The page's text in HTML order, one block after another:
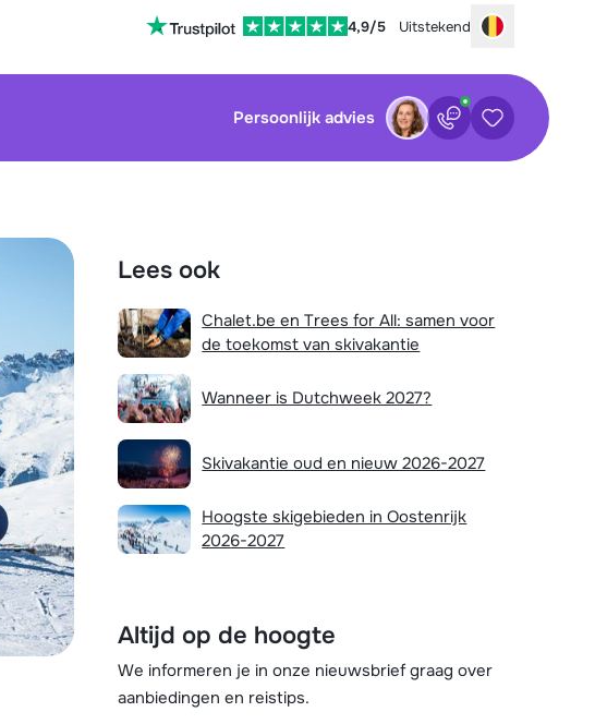
4,9/5 Uitstekend Choose your
Persoonlijk advies Contact
Plan een terugbelverzoek
Stuur een WhatsApp-bericht
Chat met wintersportspecialist
Mail naar info@chalet.be
We zijn er vandaag tot 17:30 uur.
Bewaarde
Bewaarde zoekopdrachten
Nog geen bewaarde zoekopdrachten
Lees ook
Chalet.be en Trees for All: samen voor
de toekomst van skivakantie
Wanneer is Dutchweek 2027?
Skivakantie oud en nieuw 2026-2027
Hoogste skigebieden in Oostenrijk
2026-2027
Altijd op de hoogte
We informeren je in onze nieuwsbrief graag over
aanbiedingen en reistips.